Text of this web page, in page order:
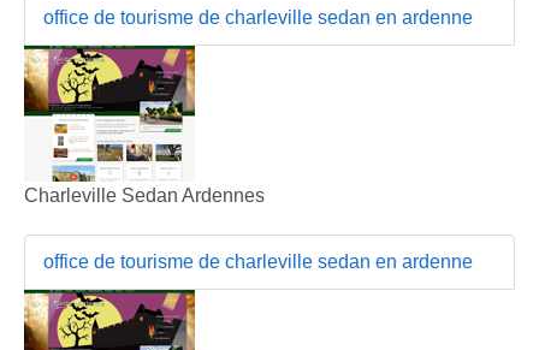
office de tourisme de charleville sedan en ardenne
Charleville Sedan Ardennes
office de tourisme de charleville sedan en ardenne